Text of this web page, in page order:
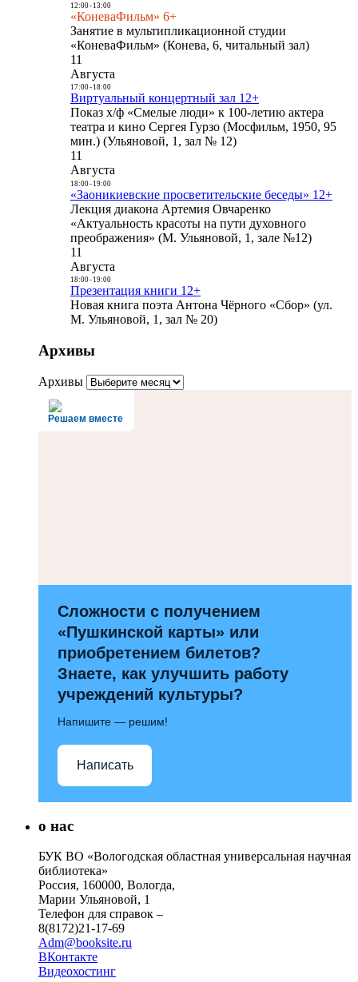
12:00- 13:00
«КоневаФильм» 6+
Занятие в мультипликационной студии
«КоневаФильм» (Конева, 6, читальный зал)
11
Августа
17:00- 18:00
Виртуальный концертный зал 12+
Показ х/ф «Смелые люди» к 100-летию актера
театра и кино Сергея Гурзо (Мосфильм, 1950, 95
мин.) (Ульяновой, 1, зал № 12)
11
Августа
18:00- 19:00
«Заоникиевские просветительские беседы» 12+
Лекция диакона Артемия Овчаренко
«Актуальность красоты на пути духовного
преображения» (М. Ульяновой, 1, зале №12)
11
Августа
18:00- 19:00
Презентация книги 12+
Новая книга поэта Антона Чёрного «Сбор» (ул.
М. Ульяновой, 1, зал № 20)
Архивы
Архивы
Решаем вместе
Сложности с получением
«Пушкинской карты» или
приобретением билетов?
Знаете, как улучшить работу
учреждений культуры?
Напишите — решим!
Написать
о нас
БУК ВО «Вологодская областная универсальная научная
библиотека»
Россия, 160000, Вологда,
Марии Ульяновой, 1
Телефон для справок –
8(8172)21-17-69
Adm@booksite.ru
ВКонтакте
Видеохостинг